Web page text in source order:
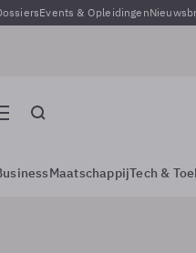
Events & Opleidingen
MaatschappijTech &